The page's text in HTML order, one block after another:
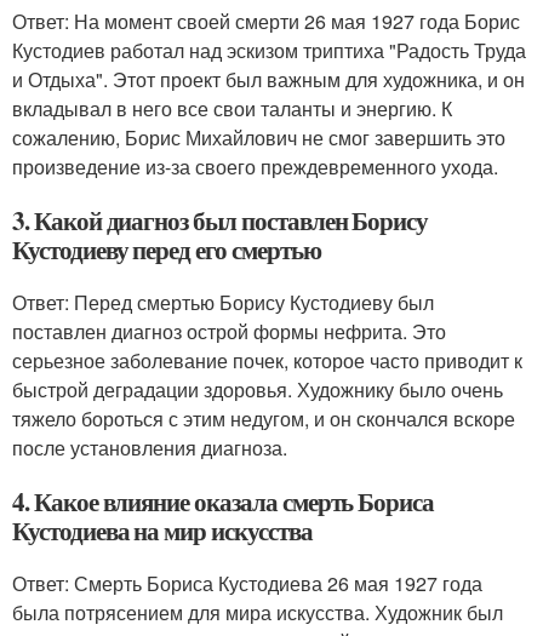
Ответ: На момент своей смерти 26 мая 1927 года Борис
Кустодиев работал над эскизом триптиха "Радость Труда
и Отдыха". Этот проект был важным для художника, и он
вкладывал в него все свои таланты и энергию. К
сожалению, Борис Михайлович не смог завершить это
произведение из-за своего преждевременного ухода.
3. Какой диагноз был поставлен Борису
Кустодиеву перед его смертью
Ответ: Перед смертью Борису Кустодиеву был
поставлен диагноз острой формы нефрита. Это
серьезное заболевание почек, которое часто приводит к
быстрой деградации здоровья. Художнику было очень
тяжело бороться с этим недугом, и он скончался вскоре
после установления диагноза.
4. Какое влияние оказала смерть Бориса
Кустодиева на мир искусства
Ответ: Смерть Бориса Кустодиева 26 мая 1927 года
была потрясением для мира искусства. Художник был